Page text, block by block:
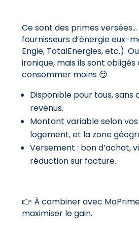
Ce sont des primes
fournisseurs d’énergie eux-
Engie, TotalEnergies, etc.).
ironique, mais ils sont obligés
consommer moins 😏
Disponible pour tous, sans
revenus.
Montant variable selon
logement, et la zone
Versement : bon d’achat,
réduction sur facture.
👉 À combiner avec
maximiser le gain.